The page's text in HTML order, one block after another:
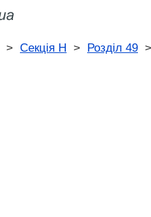
> Секція H > Розділ 49 >